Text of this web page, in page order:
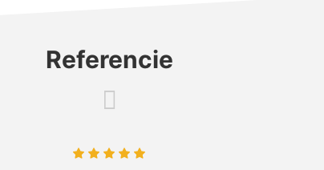
Referencie